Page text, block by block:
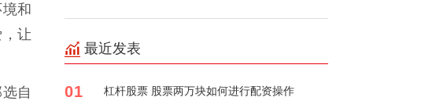
和
让
自
最近发表
01 杠杆股票 股票两万块如何进行配资操作